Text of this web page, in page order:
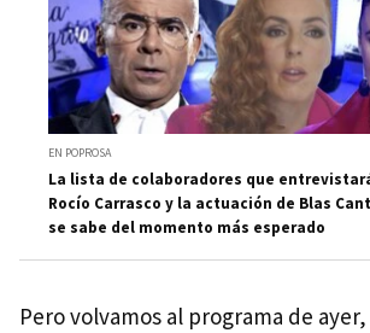
EN POPROSA
La lista de colaboradores que
Rocío Carrasco y la actuación de Blas
se sabe del momento más esperado
Pero volvamos al programa de